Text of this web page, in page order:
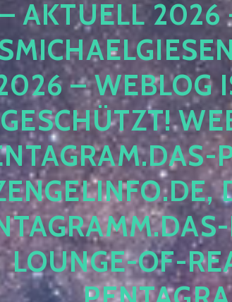
AKTUELL 2026
– WEBLOG
ESCHÜTZT!
OUNGE-OF-